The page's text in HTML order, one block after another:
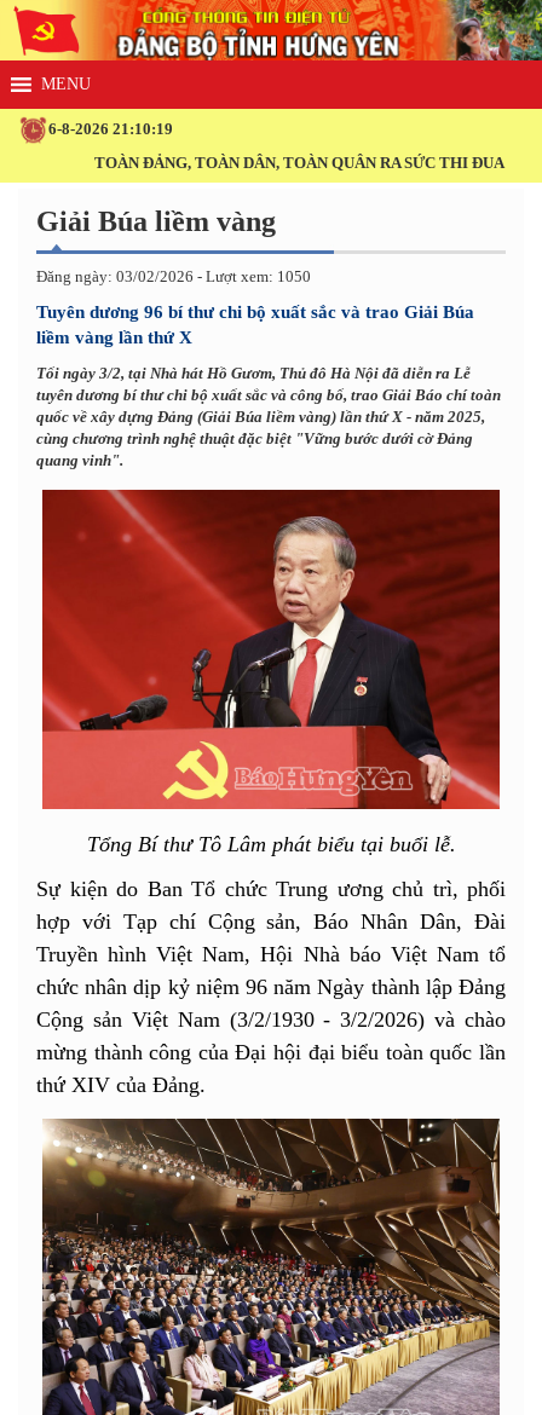
6-8-2026 21:10:20
TOÀN ĐẢNG, TOÀN DÂN, TOÀN QUÂN RA SỨC THI ĐUA THỰC HIỆN
Giải Búa liềm vàng
Đăng ngày: 03/02/2026 - Lượt xem: 1050
Tuyên dương 96 bí thư chi bộ xuất sắc và trao Giải Búa
liềm vàng lần thứ X
Tối ngày 3/2, tại Nhà hát Hồ Gươm, Thủ đô Hà Nội đã diễn ra Lễ
tuyên dương bí thư chi bộ xuất sắc và công bố, trao Giải Báo chí toàn
quốc về xây dựng Đảng (Giải Búa liềm vàng) lần thứ X - năm 2025,
cùng chương trình nghệ thuật đặc biệt "Vững bước dưới cờ Đảng
quang vinh".
Tổng Bí thư Tô Lâm phát biểu tại buổi lễ.
Sự kiện do Ban Tổ chức Trung ương chủ trì, phối
hợp với Tạp chí Cộng sản, Báo Nhân Dân, Đài
Truyền hình Việt Nam, Hội Nhà báo Việt Nam tổ
chức nhân dịp kỷ niệm 96 năm Ngày thành lập Đảng
Cộng sản Việt Nam (3/2/1930 - 3/2/2026) và chào
mừng thành công của Đại hội đại biểu toàn quốc lần
thứ XIV của Đảng.